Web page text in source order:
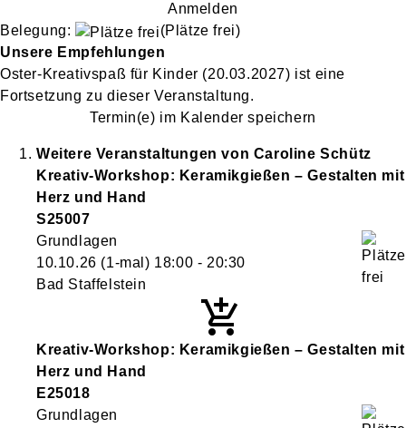
Anmelden
Belegung:
(Plätze frei)
Unsere Empfehlungen
Oster-Kreativspaß für Kinder (20.03.2027) ist eine
Fortsetzung zu dieser Veranstaltung.
Termin(e) im Kalender speichern
Weitere Veranstaltungen von CarolineSchütz
Kreativ-Workshop: Keramikgießen – Gestalten mit
Herz und Hand
S25007
Grundlagen
10.10.26 (1-mal) 18:00 - 20:30
Bad Staffelstein
Kreativ-Workshop: Keramikgießen – Gestalten mit
Herz und Hand
E25018
Grundlagen